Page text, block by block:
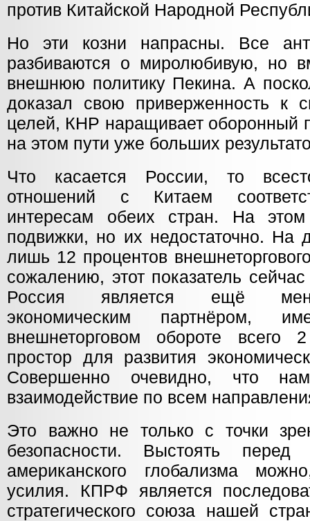
против Китайской Народной
Но эти козни напрасны. Все
разбиваются о миролюбивую, но
внешнюю политику Пекина. А
доказал свою приверженность к
целей, КНР наращивает оборонный
на этом пути уже больших
Что касается России, то
отношений с Китаем
интересам обеих стран. На
подвижки, но их недостаточно. На
лишь 12 процентов
сожалению, этот показатель
Россия является ещё
экономическим
внешнеторговом обороте всего
простор для развития
Совершенно очевидно, что
взаимодействие по всем
Это важно не только с точки
безопасности. Выстоять перед
американского глобализма
усилия. КПРФ является
стратегического союза нашей